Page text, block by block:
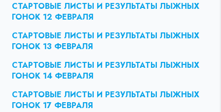
СТАРТОВЫЕ ЛИСТЫ И РЕЗУЛЬТАТЫ ЛЫЖНЫХ
ГОНОК 12 ФЕВРАЛЯ
СТАРТОВЫЕ ЛИСТЫ И РЕЗУЛЬТАТЫ ЛЫЖНЫХ
ГОНОК 13 ФЕВРАЛЯ
СТАРТОВЫЕ ЛИСТЫ И РЕЗУЛЬТАТЫ ЛЫЖНЫХ
ГОНОК 14 ФЕВРАЛЯ
СТАРТОВЫЕ ЛИСТЫ И РЕЗУЛЬТАТЫ ЛЫЖНЫХ
ГОНОК 17 ФЕВРАЛЯ